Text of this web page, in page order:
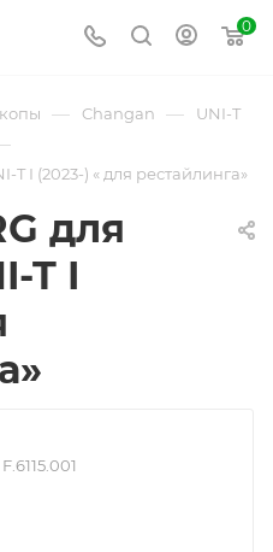
0
— Changan — UNI-T
I (2023-) « для рестайлинга»
для
T I
F.6115.001